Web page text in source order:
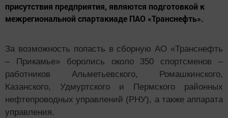
присутствия предприятия, являются подготовкой к
межрегиональной спартакиаде ПАО «Транснефть».
За возможность попасть в сборную АО «Транснефть
– Прикамье» боролись около 350 спортсменов –
работников Альметьевского, Ромашкинского,
Казанского, Удмуртского и Пермского районных
нефтепроводных управлений (РНУ), а также аппарата
управления.